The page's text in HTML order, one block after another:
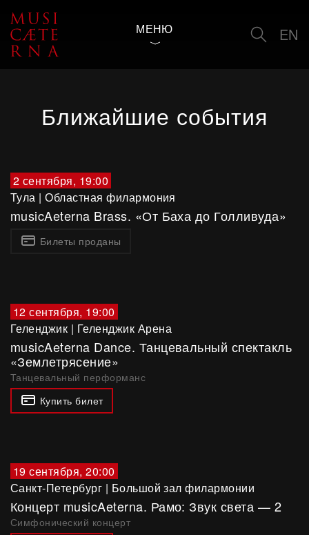
МЕНЮ EN
Ближайшие события
2 сентября, 19:00
Тула |Областная филармония
musicAeterna Brass. «От Баха до Голливуда»
Билеты проданы
12 сентября, 19:00
Геленджик | Геленджик Арена
musicAeterna Dance. Танцевальный спектакль
«Землетрясение»
Танцевальный перформанс
Купить билет
19 сентября, 20:00
Санкт-Петербург | Большой зал филармонии
Концерт musicAeterna. Рамо: Звук света — 2
Симфонический концерт